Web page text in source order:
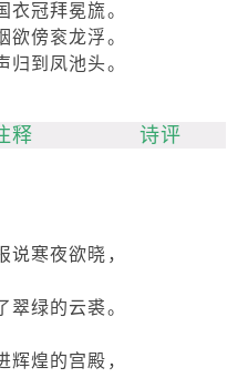
衣冠拜冕旒。
欲傍衮龙浮。
归到凤池头。
释 诗评
说寒夜欲晓，
翠绿的云裘。
辉煌的宫殿，